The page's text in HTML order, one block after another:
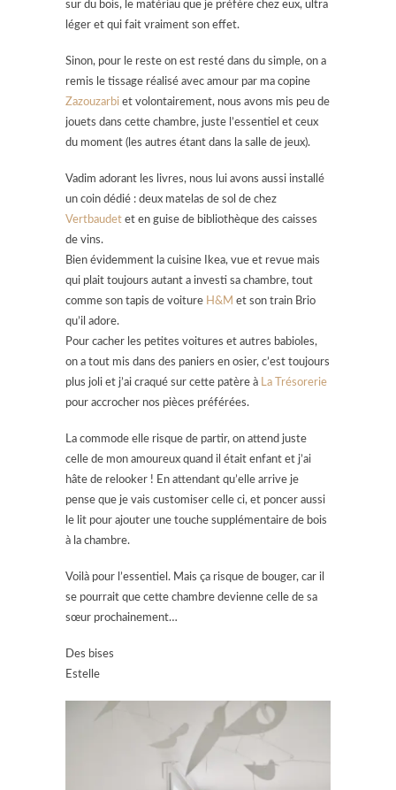
sur du bois, le matériau que je préfère chez eux, ultra
léger et qui fait vraiment son effet.
Sinon, pour le reste on est resté dans du simple, on a
remis le tissage réalisé avec amour par ma copine
Zazouzarbi et volontairement, nous avons mis peu de
jouets dans cette chambre, juste l’essentiel et ceux
du moment (les autres étant dans la salle de jeux).
Vadim adorant les livres, nous lui avons aussi installé
un coin dédié : deux matelas de sol de chez
Vertbaudet et en guise de bibliothèque des caisses
de vins.
Bien évidemment la cuisine Ikea, vue et revue mais
qui plait toujours autant a investi sa chambre, tout
comme son tapis de voiture H&M et son train Brio
qu’il adore.
Pour cacher les petites voitures et autres babioles,
on a tout mis dans des paniers en osier, c’est toujours
plus joli et j’ai craqué sur cette patère à La Trésorerie
pour accrocher nos pièces préférées.
La commode elle risque de partir, on attend juste
celle de mon amoureux quand il était enfant et j’ai
hâte de relooker ! En attendant qu’elle arrive je
pense que je vais customiser celle ci, et poncer aussi
le lit pour ajouter une touche supplémentaire de bois
à la chambre.
Voilà pour l’essentiel. Mais ça risque de bouger, car il
se pourrait que cette chambre devienne celle de sa
sœur prochainement…
Des bises
Estelle